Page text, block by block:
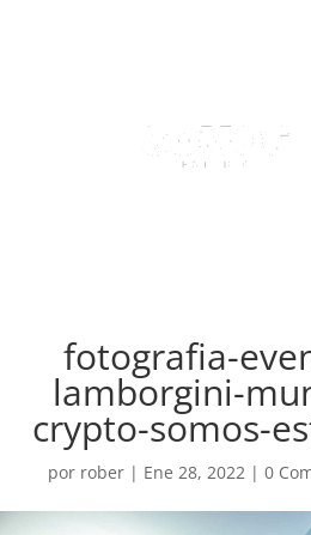
fotografia-
lamborgini-
crypto-somos-
por rober | Ene 28, 2022 |0